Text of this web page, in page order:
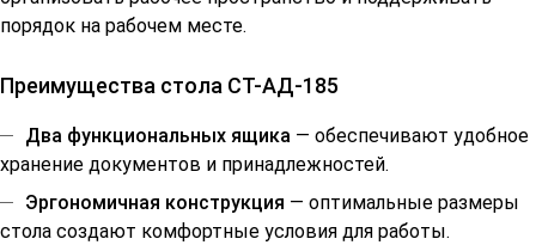
порядок на рабочем месте.
Преимущества стола СТ-АД-185
Два функциональных ящика — обеспечивают удобное
хранение документов и принадлежностей.
Эргономичная конструкция — оптимальные размеры
стола создают комфортные условия для работы.